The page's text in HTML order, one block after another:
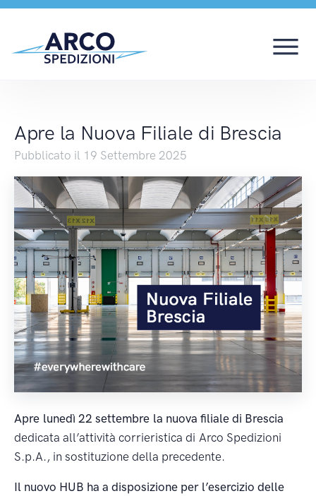
Apre la Nuova Filiale
Apre la Nuova Filiale di Brescia
Pubblicato il 19 Settembre 2025
Apre lunedì 22 settembre la nuova filiale di Brescia
dedicata all’attività corrieristica di Arco Spedizioni
S.p.A., in sostituzione della precedente.
Il nuovo HUB ha a disposizione per l’esercizio delle